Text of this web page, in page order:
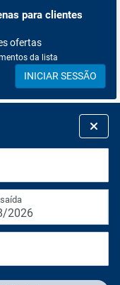
para clientes
ofertas
da lista
INICIAR SESSÃO
2026